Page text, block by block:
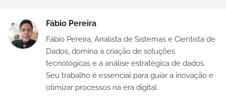
Fábio Pereira
Fábio Pereira, Analista de Sistemas e Cientista de
Dados, domina a criação de soluções
tecnológicas e a análise estratégica de dados.
Seu trabalho é essencial para guiar a inovação e
otimizar processos na era digital.